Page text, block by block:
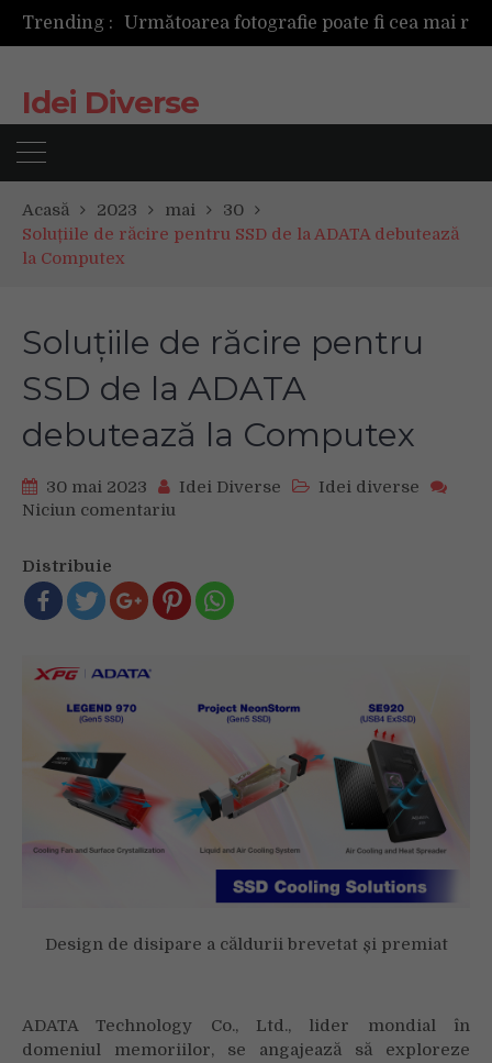
Trending :
Mașinile de spălat și uscătoarele bazate pe inteligență artificială îți cunosc hainele mai bine decât tine
Idei Diverse
Acasă 2023 mai
30
Soluțiile de răcire pentru SSD de la ADATA debutează
la Computex
Soluțiile de răcire pentru
SSD de la ADATA
debutează la Computex
30 mai 2023 Idei Diverse
Idei diverse
Niciun comentariu
răcire
pentru
SSD
debutează
Computex
Distribuie
Design de disipare a căldurii brevetat și premiat
ADATA Technology Co., Ltd., lider mondial în
domeniul memoriilor, se angajează să exploreze